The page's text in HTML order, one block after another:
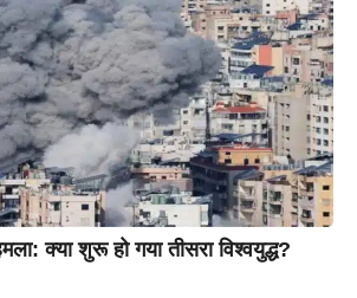
क्या शुरू हो गया तीसरा विश्वयुद्ध?